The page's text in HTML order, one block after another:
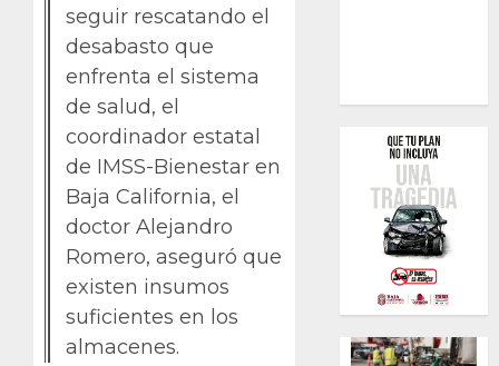
seguir rescatando el
desabasto que
enfrenta el sistema
de salud, el
coordinador estatal
de IMSS-Bienestar en
Baja California, el
doctor Alejandro
Romero, aseguró que
existen insumos
suficientes en los
almacenes.